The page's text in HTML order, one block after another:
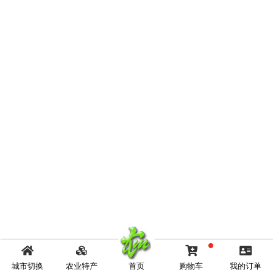
城市切换 农业特产 首页 购物车 我的订单